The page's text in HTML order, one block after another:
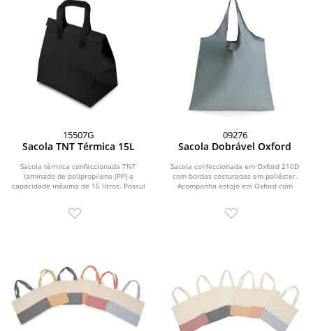
15507G
Sacola TNT Térmica 15L
Sacola térmica confeccionada TNT
laminado de polipropileno (PP) e
capacidade máxima de 15 litros. Possui
09276
Sacola Dobrável Oxford
Sacola confeccionada em Oxford 210D
com bordas costuradas em poliéster.
Acompanha estojo em Oxford com